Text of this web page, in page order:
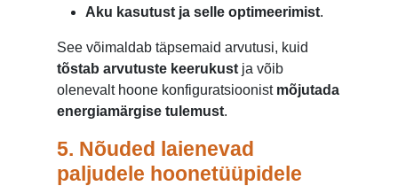
Aku kasutust ja selle optimeerimist.
See võimaldab täpsemaid arvutusi, kuid
tõstab arvutuste keerukust ja võib
olenevalt hoone konfiguratsioonist mõjutada
energiamärgise tulemust.
5. Nõuded laienevad
paljudele hoonetüüpidele